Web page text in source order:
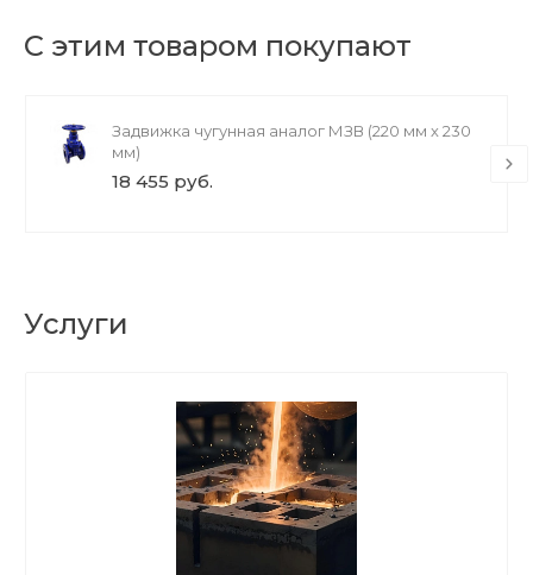
С этим товаром покупают
Задвижка чугунная аналог МЗВ (220 мм х 230
мм)
18 455 руб.
Услуги